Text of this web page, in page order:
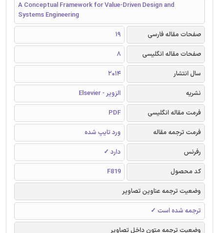
A Conceptual Framework for Value-Driven Design and
Systems Engineering
صفحات مقاله فارسی
19
صفحات مقاله انگلیسی
8
سال انتشار
2014
نشریه
الزویر - Elsevier
فرمت مقاله انگلیسی
PDF
فرمت ترجمه مقاله
ورد تایپ شده
رفرنس
دارد ✓
کد محصول
F819
وضعیت ترجمه عناوین تصاویر
ترجمه شده است ✓
وضعیت ترجمه متون داخل تصاویر